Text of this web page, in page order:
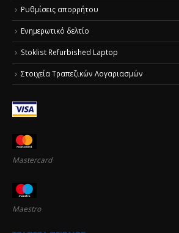
Ρυθμίσεις απορρήτου
Ενημερωτικό δελτίο
Stoklist Refurbished Laptop
Στοιχεία Τραπεζικών Λογαριασμών
Mastercard
Maestro